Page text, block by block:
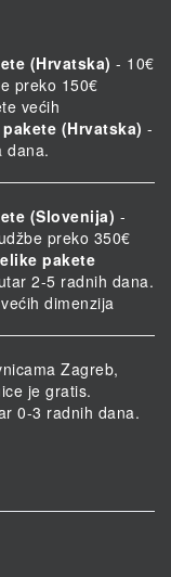
(Hrvatska) - 10€
preko 150€
većih
(Hrvatska) -
dana.
(Slovenija) -
preko 350€
pakete
2-5 radnih dana.
dimenzija
Zagreb,
je gratis.
0-3 radnih dana.